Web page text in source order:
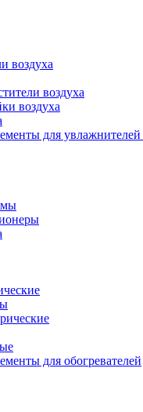
воздуха
воздуха
воздуха
для увлажнителей
для обогревателей